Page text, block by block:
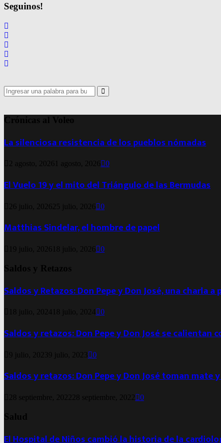
entradas
Seguinos!
Search
for:
Search
Crónicas al Voleo
La silenciosa resistencia de los pueblos nómadas
2 agosto, 2026 1 agosto, 2026 0
El Vuelo 19 y el mito del Triángulo de las Bermudas
26 julio, 2026 25 julio, 2026 0
Matthias Sindelar, el hombre de papel
19 julio, 2026 18 julio, 2026 0
Saldos y Retazos
Saldos y Retazos: Don Pepe y Don José, una charla
18 julio, 2024 18 julio, 2024 0
Saldos y retazos: Don Pepe y Don José se calientan
9 julio, 20239 julio, 2023 0
Saldos y retazos: Don Pepe y Don José toman mate
28 septiembre, 2022 28 septiembre, 2022 0
Salud
El Hospital de Niños cambió la historia de la